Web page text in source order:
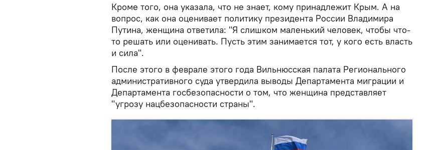
Кроме того, она указала, что не знает, кому принадлежит Крым. А на
вопрос, как она оценивает политику президента России Владимира
Путина, женщина ответила: "Я слишком маленький человек, чтобы что-
то решать или оценивать. Пусть этим занимается тот, у кого есть власть
и сила".
После этого в феврале этого года Вильнюсская палата Регионального
административного суда утвердила выводы Департамента миграции и
Департамента госбезопасности о том, что женщина представляет
"угрозу нацбезопасности страны".